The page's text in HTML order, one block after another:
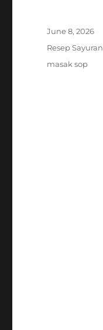
Posted
June 8, 2026
Categories
Resep Sayuran
Tags
masak sop